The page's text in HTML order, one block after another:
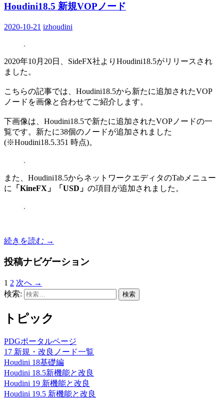
Houdini18.5 新規VOPノード
2020-10-21 izhoudini
2020年10月20日、SideFX社よりHoudini18.5がリリースされ
ました。
こちらの記事では、Houdini18.5から新たに追加されたVOP
ノードを画像と合わせてご紹介します。
下画像は、Houdini18.5で新たに追加されたVOPノードの一
覧です。新たに38個のノードが追加されました
(※Houdini18.5.351 時点)。
また、Houdini18.5からネットワークエディタのTabメニュー
に
「KineFX」「USD」 の項目が追加されました。
続きを読む →
投稿ナビゲーション
1 2 次へ →
検索:
トピック
PDGポータルページ
17 新規・改良ノード一覧
Houdini 18基礎編
Houdini 18.5新機能と改良
Houdini 19 新機能と改良
Houdini 19.5 新機能と改良